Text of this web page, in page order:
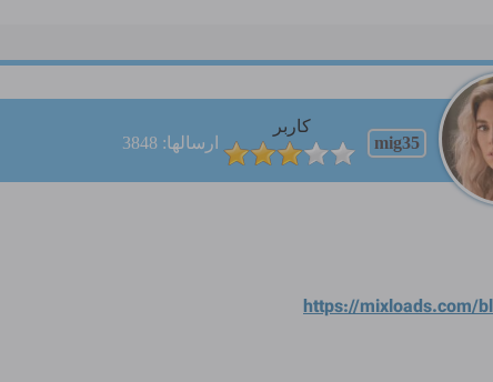
mig35
کاربر
ارسالها: 3848
https://mixloads.com/